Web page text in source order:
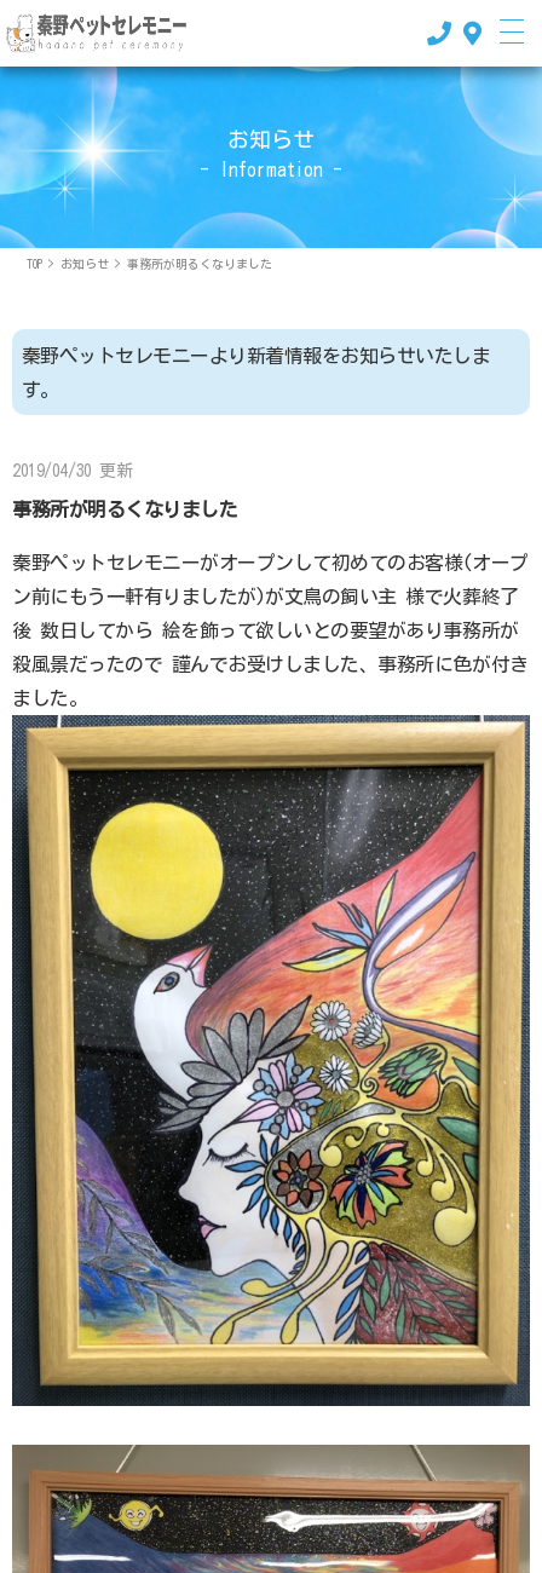
お知らせ
- Information -
TOP > お知らせ > 事務所が明るくなりました
秦野ペットセレモニーより新着情報をお知らせいたしま
す。
2019/04/30 更新
事務所が明るくなりました
秦野ペットセレモニーがオープンして初めてのお客様(オープ
ン前にもう一軒有りましたが)が文鳥の飼い主 様で火葬終了
後 数日してから 絵を飾って欲しいとの要望があり事務所が
殺風景だったので 謹んでお受けしました、事務所に色が付き
ました。